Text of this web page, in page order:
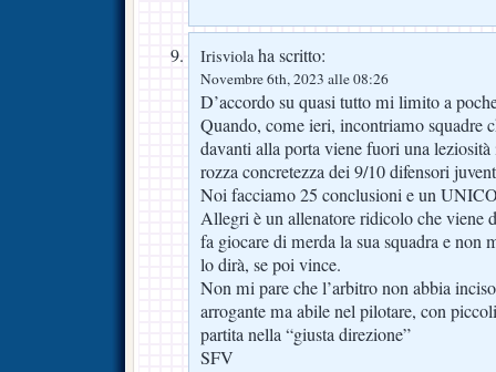
Irisviolaha scritto:
Novembre 6th, 2023 alle 08:26
D’accordo su quasi tutto mi limito a
Quando, come ieri, incontriamo squadre
davanti alla porta viene fuori una
rozza concretezza dei 9/10 difensori
Noi facciamo 25 conclusioni e un
Allegri è un allenatore ridicolo che viene
fa giocare di merda la sua squadra e non
lo dirà, se poi vince.
Non mi pare che l’arbitro non abbia
arrogante ma abile nel pilotare, con
partita nella “giusta direzione”
SFV